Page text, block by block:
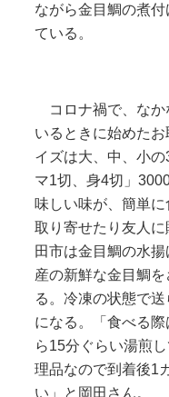
ながら金目鯛の煮
ている。
コロナ禍で、なか
いるときに始めた
イズは大、中、小
マ1切、身4切」
味しい味が、簡単に
取り寄せたり友人
田市は金目鯛の水
産の新鮮な金目鯛
る。冷凍の状態で
になる。「食べる
ら15分ぐらい湯煎
理品なので到着後1
い」と岡田さん。